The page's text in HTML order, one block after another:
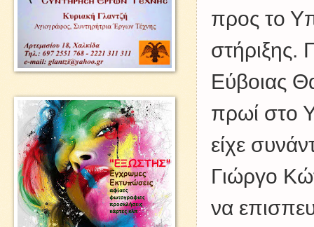
προς το
στήριξης.
Εύβοιας
πρωί στο
είχε
Γιώργο
να